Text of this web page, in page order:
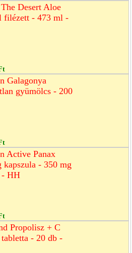
Desert Aloe
filézett - 473 ml -
Galagonya
gyümölcs - 200
Active Panax
kapszula - 350 mg
- HH
Propolisz + C
- 20 db -